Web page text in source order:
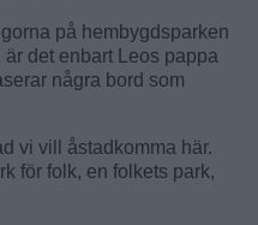
på hembygdsparken
det enbart Leos pappa
några bord som
vi vill åstadkomma här.
för folk, en folkets park,